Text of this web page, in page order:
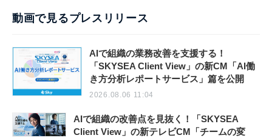
動画で見るプレスリリース
AIで組織の業務改善を支援する！
「SKYSEA Client View」の新CM「AI働
き方分析レポートサービス」篇を公開
2026.08.06 11:04
AIで組織の改善点を見抜く！「SKYSEA
Client View」の新テレビCM「チームの変